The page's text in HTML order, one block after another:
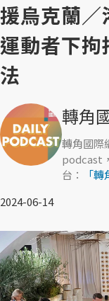
援烏克蘭
運動者下拘
法
轉角
轉角國際
podcast
台：
「
2024-06-14